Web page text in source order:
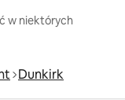
w niektórych
Dunkirk